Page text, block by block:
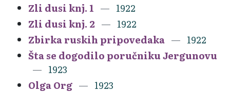
Zli dusi knj. 1
1922
Zli dusi knj. 2
1922
Zbirka ruskih pripovedaka
1922
Šta se dogodilo poručniku Jergunovu
1923
Olga Org
1923